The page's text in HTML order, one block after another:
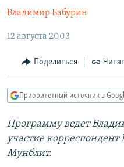
Вернутся
навигации
Вернутся
поиску
МНЕНИЯ
КУЛЬТУРА
IDEL.РЕАЛИИ
СЕВЕР.РЕАЛИИ
СИБИРЬ.РЕАЛИИ
РАСПИСАНИЕ ВЕЩАНИЯ
Владимир Бабурин
12 августа 2003
Поделиться
Приоритетный источник в
Программу ведет
участие
Мунблит.